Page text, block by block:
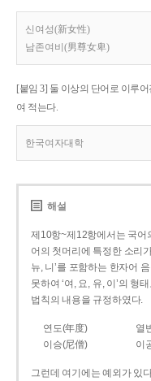
신여성(新女性)
남존여비(男尊女卑)
[붙임 3] 둘 이상의 단어로 이루
여 적는다.
한국여자대학
해설
제10항~제12항에서는 국어
어의 첫머리에 특정한 소리
뉴, 니’를 포함하는 한자어
못하여 ‘여, 요, 유, 이’의 형
법칙의 내용을 규정하였다.
연도(年度) 열
이승(尼僧)
이
그런데 여기에는 예외가 있